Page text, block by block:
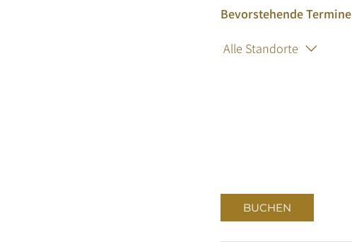
r
i
e
Bevorstehende Termine
Alle Standorte
BUCHEN